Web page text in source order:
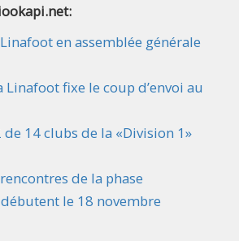
en assemblée générale
Linafoot fixe le coup d’envoi au
de 14 clubs de la «Division 1»
de la phase
le 18 novembre